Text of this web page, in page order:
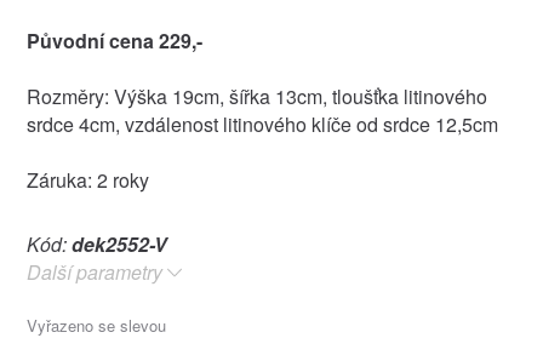
Původní cena 229,-
Rozměry: Výška 19cm, šířka 13cm, tloušťka litinového
srdce 4cm, vzdálenost litinového klíče od srdce 12,5cm
Záruka: 2 roky
Kód:dek2552-V
Další parametry
Vyřazeno se slevou